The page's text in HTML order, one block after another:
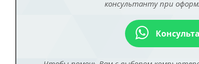
консультанту при